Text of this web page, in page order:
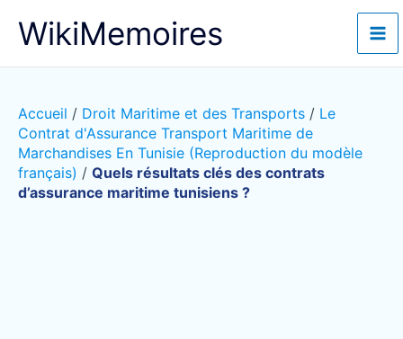
WikiMemoires
Accueil / Droit Maritime et des Transports / Le
Contrat d'Assurance Transport Maritime de
Marchandises En Tunisie (Reproduction du modèle
français) / Quels résultats clés des contrats
d’assurance maritime tunisiens ?